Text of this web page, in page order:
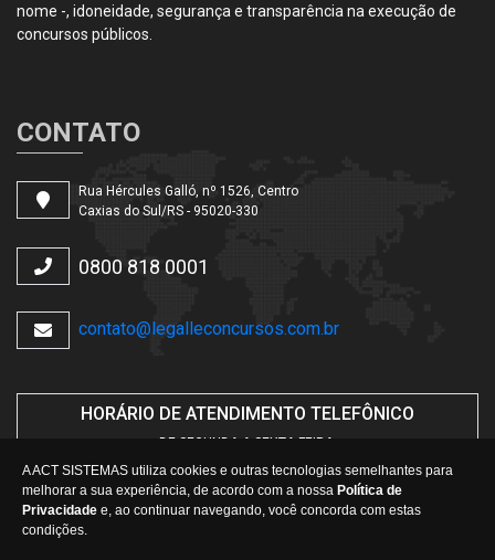
A ACT SISTEMAS utiliza cookies e outras tecnologias semelhantes para
melhorar a sua experiência, de acordo com a nossa Política de
Privacidade e, ao continuar navegando, você concorda com estas
condições.
nome -, idoneidade, segurança e transparência na execução de
concursos públicos.
CONTATO
Rua Hércules Galló, nº 1526, Centro
Caxias do Sul/RS - 95020-330
0800 818 0001
contato@legalleconcursos.com.br
HORÁRIO DE ATENDIMENTO TELEFÔNICO
DE SEGUNDA A SEXTA-FEIRA.
DAS08h30min 12h 14h30min